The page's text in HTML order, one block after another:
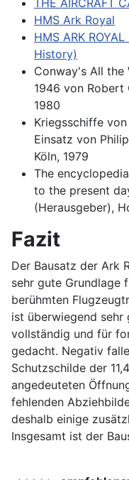
THE AIRCRAFT
HMS Ark Royal
HMS ARK
History)
Conway's All the
1946 von Robert
1980
Kriegsschiffe
Einsatz von
Köln, 1979
The
to the present
(Herausgeber),
Fazit
Der Bausatz der Ark
sehr gute Grundlage
berühmten
ist überwiegend sehr
vollständig und für
gedacht. Negativ
Schutzschilde der
angedeuteten
fehlenden
deshalb einige
Insgesamt ist der